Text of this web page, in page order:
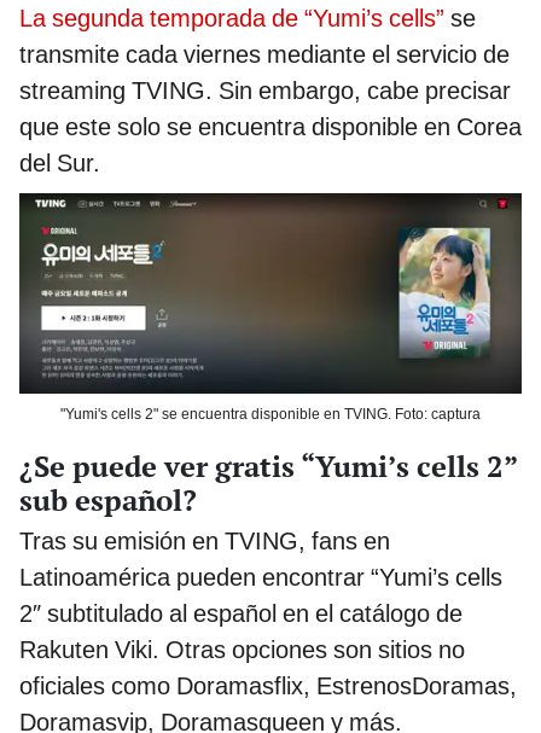
La segunda temporada de “Yumi’s cells” se
transmite cada viernes mediante el servicio de
streaming TVING. Sin embargo, cabe precisar
que este solo se encuentra disponible en Corea
del Sur.
"Yumi's cells 2" se encuentra disponible en TVING. Foto: captura
¿Se puede ver gratis “Yumi’s cells 2”
sub español?
Tras su emisión en TVING, fans en
Latinoamérica pueden encontrar “Yumi’s cells
2″ subtitulado al español en el catálogo de
Rakuten Viki. Otras opciones son sitios no
oficiales como Doramasflix, EstrenosDoramas,
Doramasvip, Doramasqueen y más.